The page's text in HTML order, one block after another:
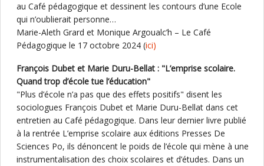
au Café pédagogique et dessinent les contours d’une Ecole
qui n’oublierait personne…
Marie-Aleth Grard et Monique Argoualc’h – Le Café
Pédagogique le 17 octobre 2024 (ici)
François Dubet et Marie Duru-Bellat : "L’emprise scolaire.
Quand trop d’école tue l’éducation"
"Plus d’école n’a pas que des effets positifs" disent les
sociologues François Dubet et Marie Duru-Bellat dans cet
entretien au Café pédagogique. Dans leur dernier livre publié
à la rentrée L’emprise scolaire aux éditions Presses De
Sciences Po, ils dénoncent le poids de l’école qui mène à une
instrumentalisation des choix scolaires et d’études. Dans un